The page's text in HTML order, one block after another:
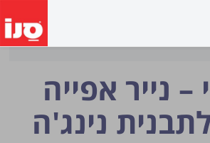
– נייר אפייה
נינג'ה